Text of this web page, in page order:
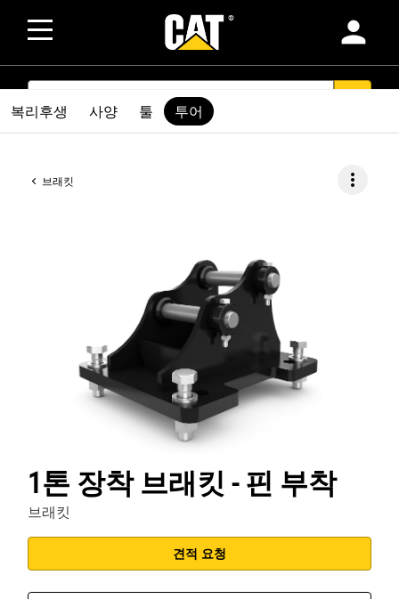
person
SEARCH
브래킷 more_vert
1톤 장착 브래킷 - 핀 부착
브래킷
견적 요청
복리후생 사양 툴 투어